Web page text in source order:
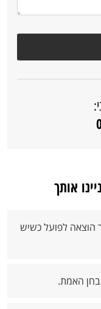
אותך
הוצאה לפועל כשיש
האמת.